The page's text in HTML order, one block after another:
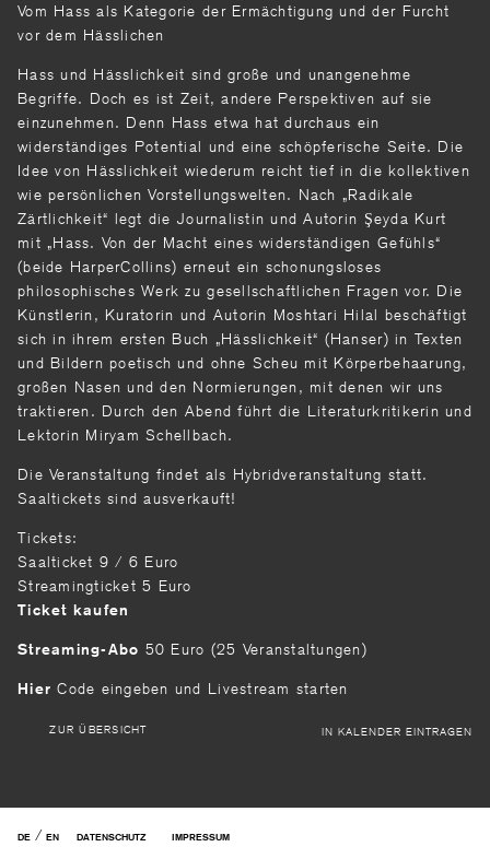
Vom Hass als Kategorie der Ermächtigung und der Furcht
vor dem Hässlichen
Hass und Hässlichkeit sind große und unangenehme
Begriffe. Doch es ist Zeit, andere Perspektiven auf sie
einzunehmen. Denn Hass etwa hat durchaus ein
widerständiges Potential und eine schöpferische Seite. Die
Idee von Hässlichkeit wiederum reicht tief in die kollektiven
wie persönlichen Vorstellungswelten. Nach „Radikale
Zärtlichkeit“ legt die Journalistin und Autorin Şeyda Kurt
mit „Hass. Von der Macht eines widerständigen Gefühls“
(beide HarperCollins) erneut ein schonungsloses
philosophisches Werk zu gesellschaftlichen Fragen vor. Die
Künstlerin, Kuratorin und Autorin Moshtari Hilal beschäftigt
sich in ihrem ersten Buch „Hässlichkeit“ (Hanser) in Texten
und Bildern poetisch und ohne Scheu mit Körperbehaarung,
großen Nasen und den Normierungen, mit denen wir uns
traktieren. Durch den Abend führt die Literaturkritikerin und
Lektorin Miryam Schellbach.
Die Veranstaltung findet als Hybridveranstaltung statt.
Saaltickets sind ausverkauft!
Tickets:
Saalticket 9 / 6 Euro
Streamingticket 5 Euro
Ticket kaufen
Streaming-Abo 50 Euro (25 Veranstaltungen)
Hier Code eingeben und Livestream starten
ZUR ÜBERSICHT IN KALENDER EINTRAGEN
DE / EN DATENSCHUTZ IMPRESSUM